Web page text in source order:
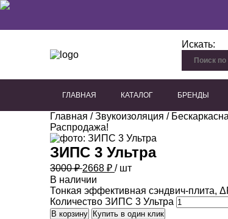
Искать:
ГЛАВНАЯ КАТАЛОГ БРЕНДЫ
Главная /Звукоизоляция /
Распродажа!
ЗИПС 3 Ультра
3000 ₽2668 ₽ / шт
В наличии
Тонкая эффективная сэндвич-плита,
Количество ЗИПС 3 Ультра
В корзину Купить в один клик